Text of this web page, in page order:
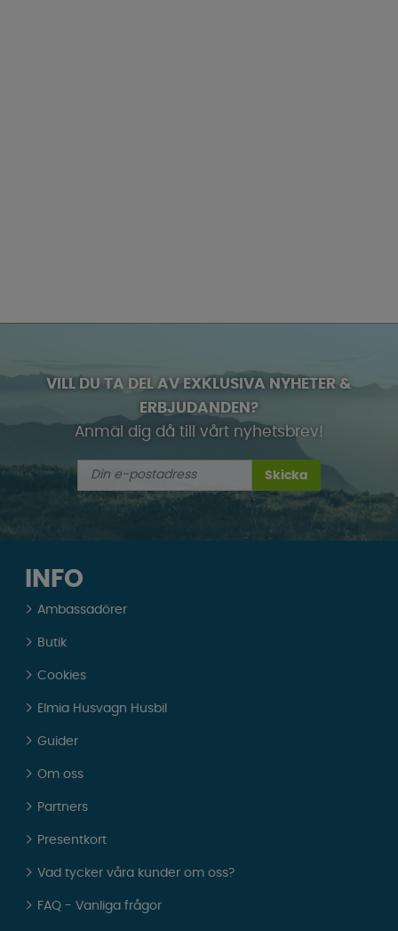
VILL DU TA DEL AV EXKLUSIVA NYHETER &
ERBJUDANDEN?
Anmäl dig då till vårt nyhetsbrev!
Skicka
INFO
Ambassadörer
Butik
Cookies
Elmia Husvagn Husbil
Guider
Om oss
Partners
Presentkort
Vad tycker våra kunder om oss?
FAQ - Vanliga frågor